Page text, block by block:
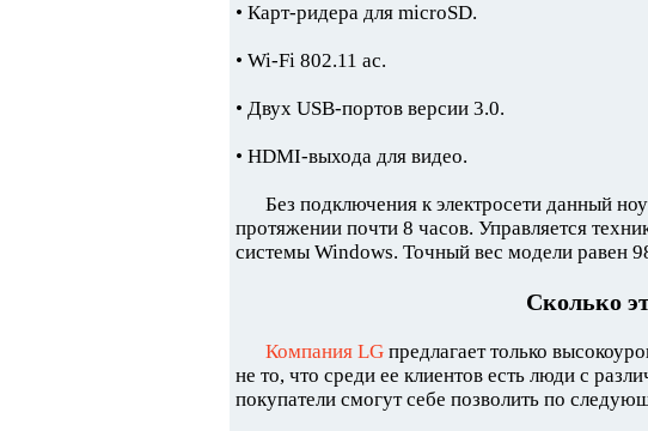
• Карт-ридера для microSD.
• Wi-Fi 802.11 ac.
• Двух USB-портов версии 3.0.
• HDMI-выхода для видео.
Без подключения к электросети данный
протяжении почти 8 часов. Управляется
системы Windows. Точный вес модели равен
Сколько
Компания LG предлагает только
не то, что среди ее клиентов есть люди с
покупатели смогут себе позволить по